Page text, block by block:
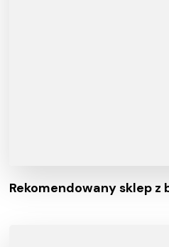
Rekomendowany sklep z